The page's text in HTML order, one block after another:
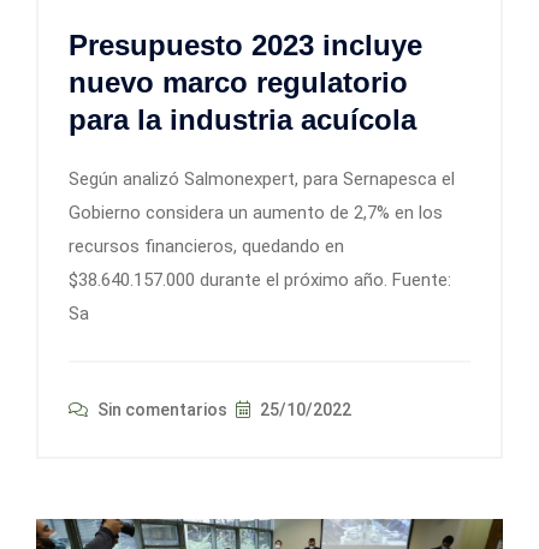
Presupuesto 2023 incluye
nuevo marco regulatorio
para la industria acuícola
Según analizó Salmonexpert, para Sernapesca el
Gobierno considera un aumento de 2,7% en los
recursos financieros, quedando en
$38.640.157.000 durante el próximo año. Fuente:
Sa
Sin comentarios 25/10/2022